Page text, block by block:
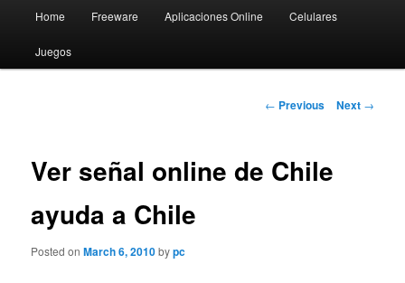
Skip
to
Home Freeware Aplicaciones Online Celulares
Juegos
Post
← Previous Next →
Ver señal online de Chile
ayuda a Chile
Posted onMarch 6, 2010bypc